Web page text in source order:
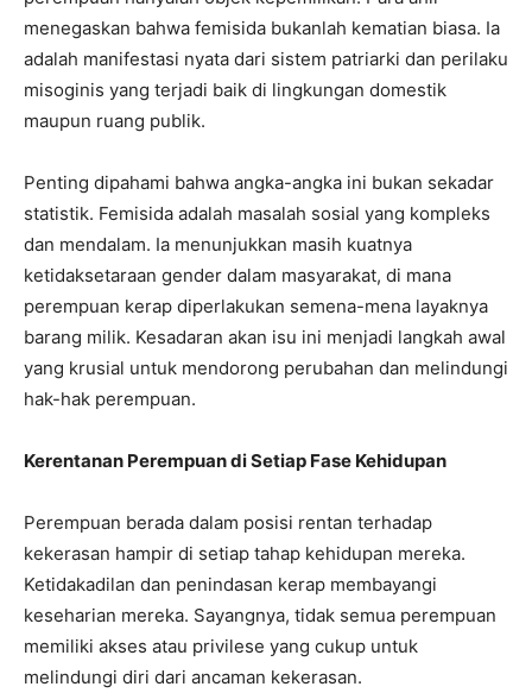
menegaskan bahwa femisida bukanlah kematian biasa. Ia
adalah manifestasi nyata dari sistem patriarki dan perilaku
misoginis yang terjadi baik di lingkungan domestik
maupun ruang publik.
Penting dipahami bahwa angka-angka ini bukan sekadar
statistik. Femisida adalah masalah sosial yang kompleks
dan mendalam. Ia menunjukkan masih kuatnya
ketidaksetaraan gender dalam masyarakat, di mana
perempuan kerap diperlakukan semena-mena layaknya
barang milik. Kesadaran akan isu ini menjadi langkah awal
yang krusial untuk mendorong perubahan dan melindungi
hak-hak perempuan.
Kerentanan Perempuan di Setiap Fase Kehidupan
Perempuan berada dalam posisi rentan terhadap
kekerasan hampir di setiap tahap kehidupan mereka.
Ketidakadilan dan penindasan kerap membayangi
keseharian mereka. Sayangnya, tidak semua perempuan
memiliki akses atau privilese yang cukup untuk
melindungi diri dari ancaman kekerasan.